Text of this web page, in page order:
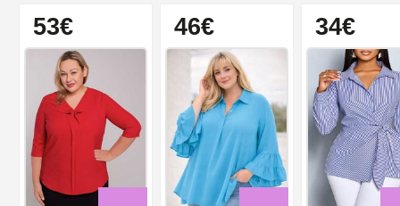
53€ 46€ 34€